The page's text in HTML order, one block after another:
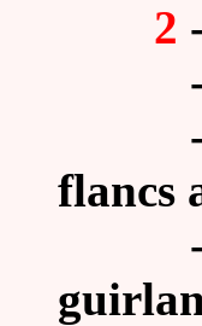
2
-
-
flancs
-